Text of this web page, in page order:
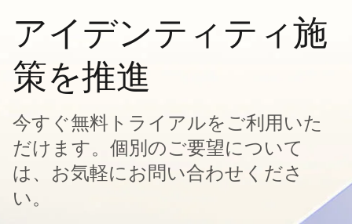
アイデンティティ施
策を推進
今すぐ無料トライアルをご利用いた
だけます。個別のご要望について
は、お気軽にお問い合わせくださ
い。